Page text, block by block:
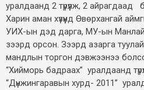
уралдаанд 2 түрүүлж, 2
Харин аман хүзүүнд Өвөрхангай
УИХ-ын дэд дарга, МУ-ын Манлай
зээрд орсон. Зээрд азарга
мандлын торгон дэвжээнээ
“Хийморь бадраах” уралдаанд
“Дүнжингаравын хурд- 2011”